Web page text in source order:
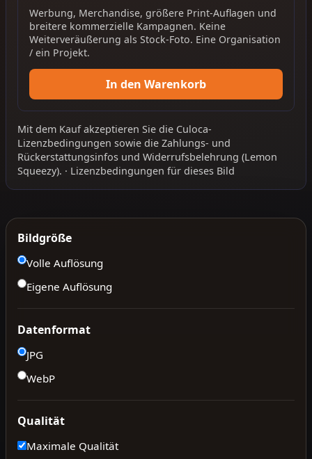
Werbung, Merchandise, größere Print-Auflagen und
breitere kommerzielle Kampagnen. Keine
Weiterveräußerung als Stock-Foto. Eine Organisation
/ ein Projekt.
In den Warenkorb
Mit dem Kauf akzeptieren Sie die Culoca-
Lizenzbedingungen sowie die Zahlungs- und
Rückerstattungsinfos und Widerrufsbelehrung (Lemon
Squeezy). · Lizenzbedingungen für dieses Bild
Bildgröße
Volle Auflösung
Eigene Auflösung
Datenformat
JPG
WebP
Qualität
Maximale Qualität